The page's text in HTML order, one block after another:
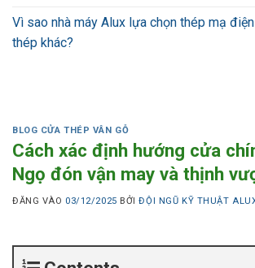
Vì sao nhà máy Alux lựa chọn thép mạ
thép khác?
BLOG CỬA THÉP VÂN GỖ
Cách xác định hướng cửa
Ngọ đón vận may và thịnh
ĐĂNG VÀO 03/12/2025 BỞIĐỘI NGŨ KỸ THUẬT